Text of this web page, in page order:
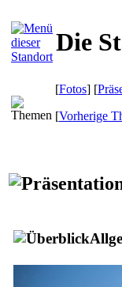
Die
[Fotos] [
[Vorherige